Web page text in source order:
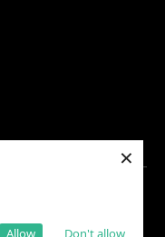
Don't allow
Allow
×